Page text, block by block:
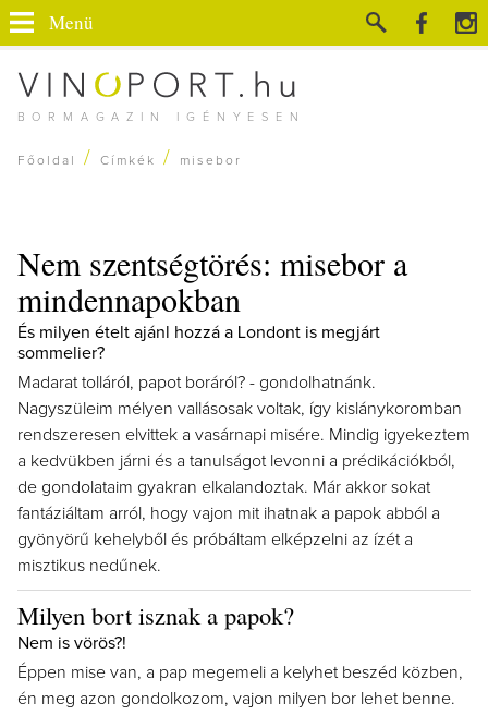
BORMAGAZIN IGÉNYESEN
Menü
Főoldal / Címkék / misebor
Nem szentségtörés: misebor a
mindennapokban
És milyen ételt ajánl hozzá a Londont is megjárt
sommelier?
Madarat tolláról, papot boráról? - gondolhatnánk.
Nagyszüleim mélyen vallásosak voltak, így kislánykoromban
rendszeresen elvittek a vasárnapi misére. Mindig igyekeztem
a kedvükben járni és a tanulságot levonni a prédikációkból,
de gondolataim gyakran elkalandoztak. Már akkor sokat
fantáziáltam arról, hogy vajon mit ihatnak a papok abból a
gyönyörű kehelyből és próbáltam elképzelni az ízét a
misztikus nedűnek.
Milyen bort isznak a papok?
Nem is vörös?!
Éppen mise van, a pap megemeli a kelyhet beszéd közben,
én meg azon gondolkozom, vajon milyen bor lehet benne.